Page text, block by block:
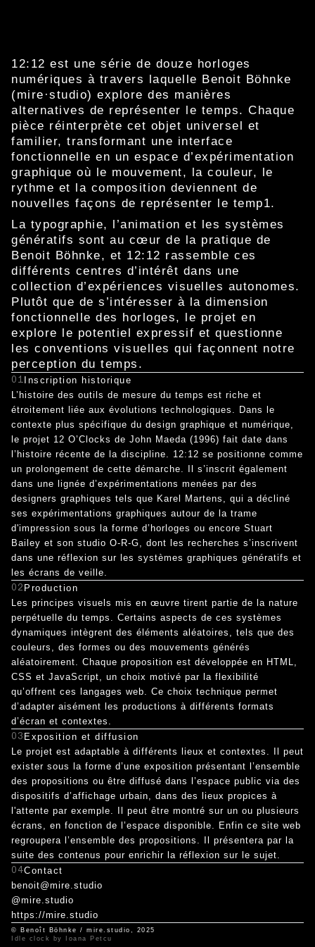
12:12 est une série de douze horloges
numériques à travers laquelle Benoit Böhnke
(mire·studio) explore des manières
alternatives de représenter le temps. Chaque
pièce réinterprète cet objet universel et
familier, transformant une interface
fonctionnelle en un espace d’expérimentation
graphique où le mouvement, la couleur, le
rythme et la composition deviennent de
nouvelles façons de représenter le temp1.
La typographie, l’animation et les systèmes
génératifs sont au cœur de la pratique de
Benoit Böhnke, et 12:12 rassemble ces
différents centres d’intérêt dans une
collection d’expériences visuelles autonomes.
Plutôt que de s’intéresser à la dimension
fonctionnelle des horloges, le projet en
explore le potentiel expressif et questionne
les conventions visuelles qui façonnent notre
perception du temps.
01 Inscription historique
L’histoire des outils de mesure du temps est riche et
étroitement liée aux évolutions technologiques. Dans le
contexte plus spécifique du design graphique et numérique,
le projet 12 O’Clocks de John Maeda (1996) fait date dans
l’histoire récente de la discipline. 12:12 se positionne comme
un prolongement de cette démarche. Il s’inscrit également
dans une lignée d’expérimentations menées par des
designers graphiques tels que Karel Martens, qui a décliné
ses expérimentations graphiques autour de la trame
d'impression sous la forme d’horloges ou encore Stuart
Bailey et son studio O-R-G, dont les recherches s’inscrivent
dans une réflexion sur les systèmes graphiques génératifs et
les écrans de veille.
02 Production
Les principes visuels mis en œuvre tirent partie de la nature
perpétuelle du temps. Certains aspects de ces systèmes
dynamiques intègrent des éléments aléatoires, tels que des
couleurs, des formes ou des mouvements générés
aléatoirement. Chaque proposition est développée en HTML,
CSS et JavaScript, un choix motivé par la flexibilité
qu’offrent ces langages web. Ce choix technique permet
d’adapter aisément les productions à différents formats
d’écran et contextes.
03 Exposition et diffusion
Le projet est adaptable à différents lieux et contextes. Il peut
exister sous la forme d’une exposition présentant l’ensemble
des propositions ou être diffusé dans l’espace public via des
dispositifs d’affichage urbain, dans des lieux propices à
l'attente par exemple. Il peut être montré sur un ou plusieurs
écrans, en fonction de l’espace disponible. Enfin ce site web
regroupera l’ensemble des propositions. Il présentera par la
suite des contenus pour enrichir la réflexion sur le sujet.
04Contact
benoit@mire.studio
@mire.studio
https://mire.studio
© Benoît Böhnke / mire.studio, 2025
Idle clock by Ioana Petcu